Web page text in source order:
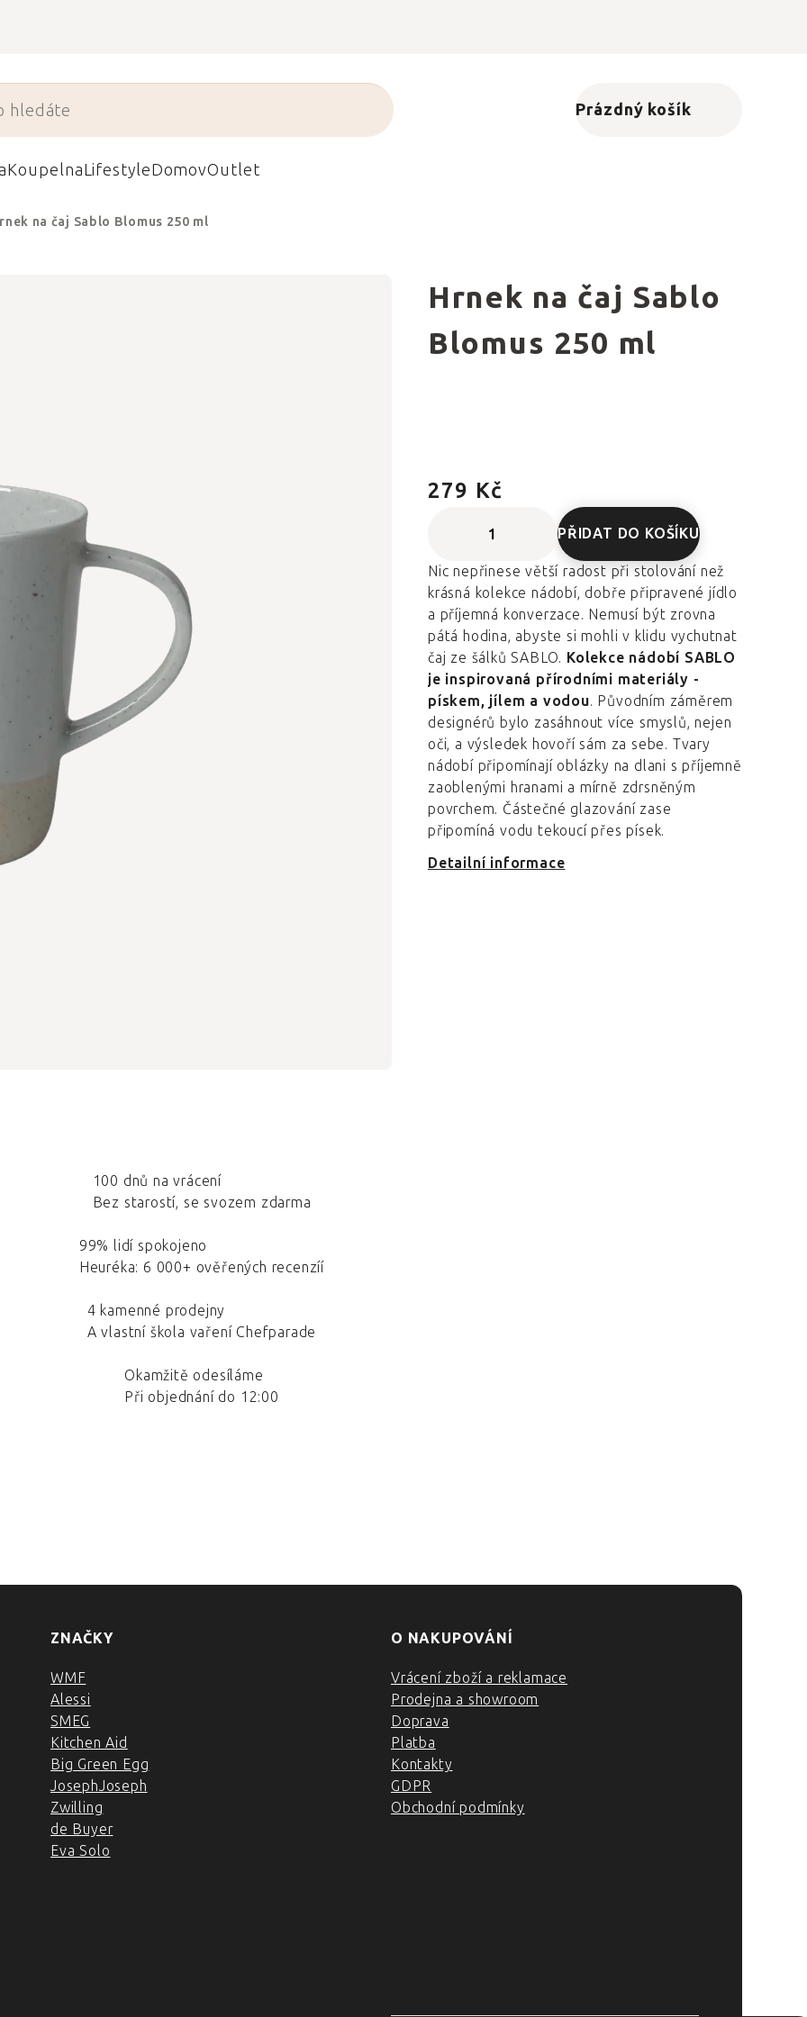
Nákupní košík
Prázdný košík
KoupelnaLifestyleDomovOutlet
na čaj Sablo Blomus 250 ml
Hrnek na čaj Sablo
Blomus 250 ml
279 Kč
PŘIDAT DO KOŠÍKU
Nic nepřinese větší radost při stolování než
krásná kolekce nádobí, dobře připravené jídlo
a příjemná konverzace. Nemusí být zrovna
pátá hodina, abyste si mohli v klidu vychutnat
čaj ze šálků SABLO. Kolekce nádobí SABLO
je inspirovaná přírodními materiály -
pískem, jílem a vodou. Původním záměrem
designérů bylo zasáhnout více smyslů, nejen
oči, a výsledek hovoří sám za sebe. Tvary
nádobí připomínají oblázky na dlani s příjemně
zaoblenými hranami a mírně zdrsněným
povrchem. Částečné glazování zase
připomíná vodu tekoucí přes písek.
Detailní informace
100 dnů na vrácení
Bez starostí, se svozem zdarma
99% lidí spokojeno
Heuréka: 6 000+ ověřených recenzíí
4 kamenné prodejny
A vlastní škola vaření Chefparade
Okamžitě odesíláme
Při objednání do 12:00
ZNAČKY
WMF
Alessi
SMEG
Kitchen Aid
Big Green Egg
JosephJoseph
Zwilling
de Buyer
Eva Solo
O NAKUPOVÁNÍ
Vrácení zboží a reklamace
Prodejna a showroom
Doprava
Platba
Kontakty
GDPR
Obchodní podmínky